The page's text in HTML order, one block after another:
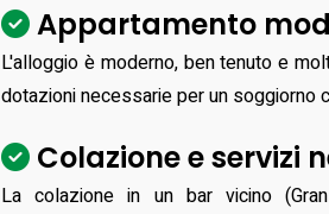
Appartamento
L'alloggio è moderno, ben tenuto e
dotazioni necessarie per un soggiorno
Colazione e servizi
La colazione in un bar vicino